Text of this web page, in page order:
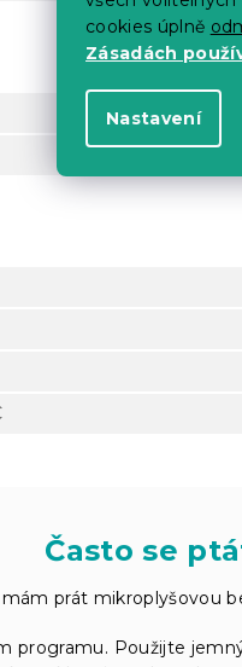
cookies úplně
Zásadách
Nastavení
Často se
mám prát mikroplyšovou
programu. Použijte